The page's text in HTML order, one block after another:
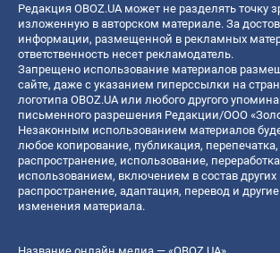
Редакция OBOZ.UA может не разделять точку
изложенную в авторском материале. За
информации, размещенной в рекламных
ответственность несет рекламодатель.
Запрещено использование материалов
сайте, даже с указанием гиперссылки на
логотипа OBOZ.UA или любого другого
письменного разрешения Редакции/ООО
Незаконным использованием материалов
любое копирование, публикация,
распространение, использование,
использованием, включением в состав других
распространение, адаптация, перевод и
изменения материала.